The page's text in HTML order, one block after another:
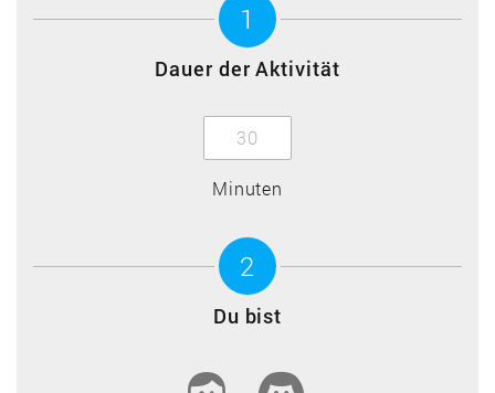
1
Dauer der Aktivität
Minuten
2
Du bist